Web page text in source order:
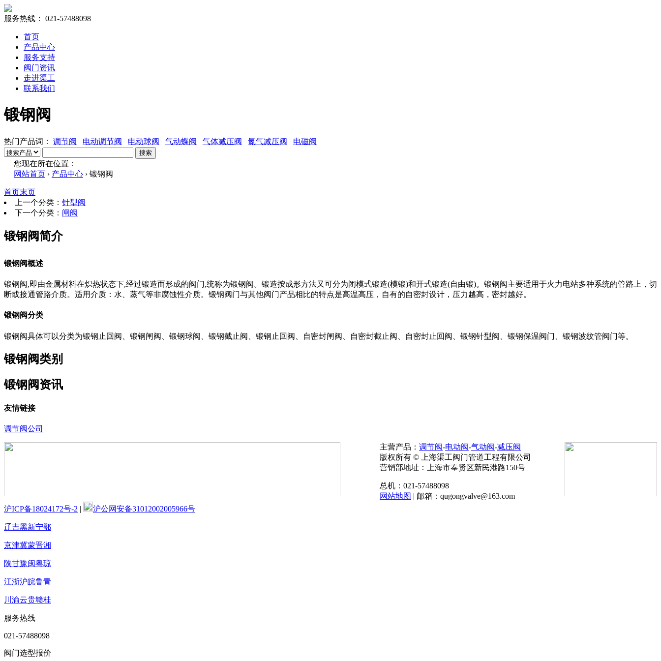
服务热线： 021-57488098
首页
产品中心
服务支持
阀门资讯
走进渠工
联系我们
锻钢阀
热门产品词： 调节阀 电动调节阀 电动球阀 气动蝶阀 气体减压阀 氮气减压阀 电磁阀
搜索
您现在所在位置：
网站首页 › 产品中心 › 锻钢阀
首页末页
上一个分类： 针型阀
下一个分类： 闸阀
锻钢阀简介
锻钢阀概述
锻钢阀,即由金属材料在炽热状态下,经过锻造而形成的阀门,统称为锻钢阀。锻造按成形方法又可分为闭模式锻造(模锻)和开式锻造(自由锻)。锻钢阀主要适用于火力电站多种系统的管路上，切
断或接通管路介质。适用介质：水、蒸气等非腐蚀性介质。锻钢阀门与其他阀门产品相比的特点是高温高压，自有的自密封设计，压力越高，密封越好。
锻钢阀分类
锻钢阀具体可以分类为锻钢止回阀、锻钢闸阀、锻钢球阀、锻钢截止阀、锻钢止回阀、自密封闸阀、自密封截止阀、自密封止回阀、锻钢针型阀、锻钢保温阀门、锻钢波纹管阀门等。
锻钢阀类别
锻钢阀资讯
友情链接
调节阀公司
主营产品： 调节阀-电动阀-气动阀-减压阀
版权所有 © 上海渠工阀门管道工程有限公司
营销部地址：上海市奉贤区新民港路150号
总机：021-57488098
网站地图 | 邮箱：qugongvalve@163.com
沪ICP备18024172号-2 | 沪公网安备31012002005966号
辽吉黑新宁鄂
京津冀蒙晋湘
陕甘豫闽粤琼
江浙沪皖鲁青
川渝云贵赣桂
服务热线
021-57488098
阀门选型报价